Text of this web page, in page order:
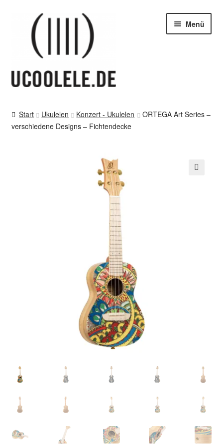
Navigation
springen
springen
Menü
Tipps
Kontakt / Impressum / AGB & co
Start Ukulelen Konzert - Ukulelen
ORTEGA Art Series –
verschiedene Designs – Fichtendecke